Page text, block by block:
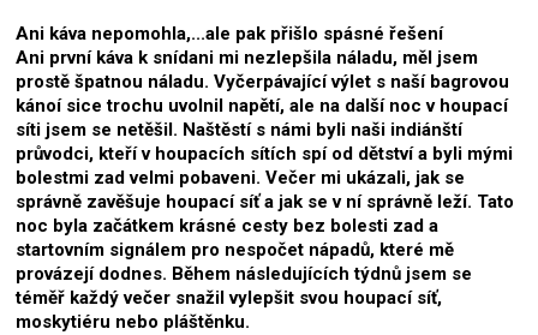
Ani káva nepomohla,...ale pak přišlo spásné řešení
Ani první káva k snídani mi nezlepšila náladu, měl jsem
prostě špatnou náladu. Vyčerpávající výlet s naší bagrovou
kánoí sice trochu uvolnil napětí, ale na další noc v houpací
síti jsem se netěšil. Naštěstí s námi byli naši indiánští
průvodci, kteří v houpacích sítích spí od dětství a byli mými
bolestmi zad velmi pobaveni. Večer mi ukázali, jak se
správně zavěšuje houpací síť a jak se v ní správně leží. Tato
noc byla začátkem krásné cesty bez bolesti zad a
startovním signálem pro nespočet nápadů, které mě
provázejí dodnes. Během následujících týdnů jsem se
téměř každý večer snažil vylepšit svou houpací síť,
moskytiéru nebo pláštěnku.